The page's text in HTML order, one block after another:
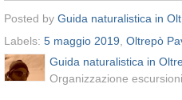
Posted by Guida naturalistica in
Labels: 5 maggio 2019 Oltrepò
Guida naturalistica in
Organizzazione